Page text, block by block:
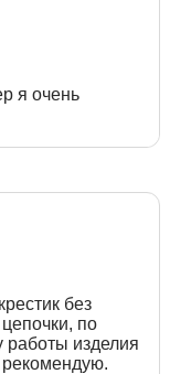
я очень
без
по
работы изделия